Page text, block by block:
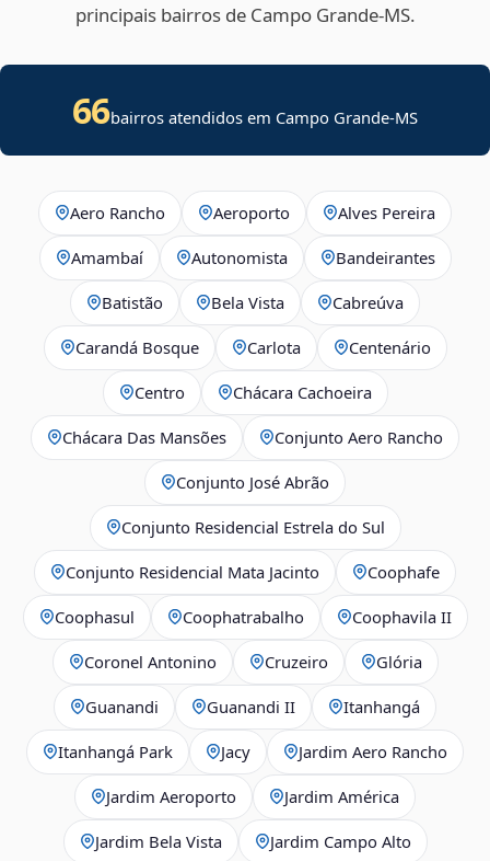
principais bairros de Campo Grande‑MS.
66bairros atendidos em Campo Grande-MS
Aero Rancho Aeroporto Alves Pereira
Amambaí Autonomista Bandeirantes
Batistão Bela Vista Cabreúva
Carandá Bosque Carlota Centenário
Centro Chácara Cachoeira
Chácara Das Mansões Conjunto Aero Rancho
Conjunto José Abrão
Conjunto Residencial Estrela do Sul
Conjunto Residencial Mata Jacinto Coophafe
Coophasul Coophatrabalho Coophavila II
Coronel Antonino Cruzeiro Glória
Guanandi Guanandi II Itanhangá
Itanhangá Park Jacy Jardim Aero Rancho
Jardim Aeroporto Jardim América
Jardim Bela Vista Jardim Campo Alto